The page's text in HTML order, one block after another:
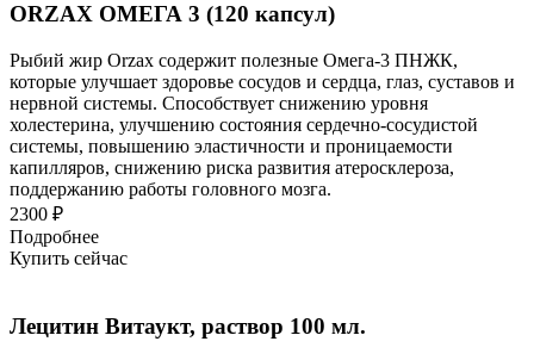
ORZAX ОМЕГА 3 (120 капсул)
Рыбий жир Orzax содержит полезные Омега-3 ПНЖК,
которые улучшает здоровье сосудов и сердца, глаз, суставов и
нервной системы. Способствует снижению уровня
холестерина, улучшению состояния сердечно-сосудистой
системы, повышению эластичности и проницаемости
капилляров, снижению риска развития атеросклероза,
поддержанию работы головного мозга.
2300 ₽
Подробнее
Купить сейчас
Лецитин Витаукт, раствор 100 мл.